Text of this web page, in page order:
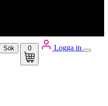
Sök 0 Logga in